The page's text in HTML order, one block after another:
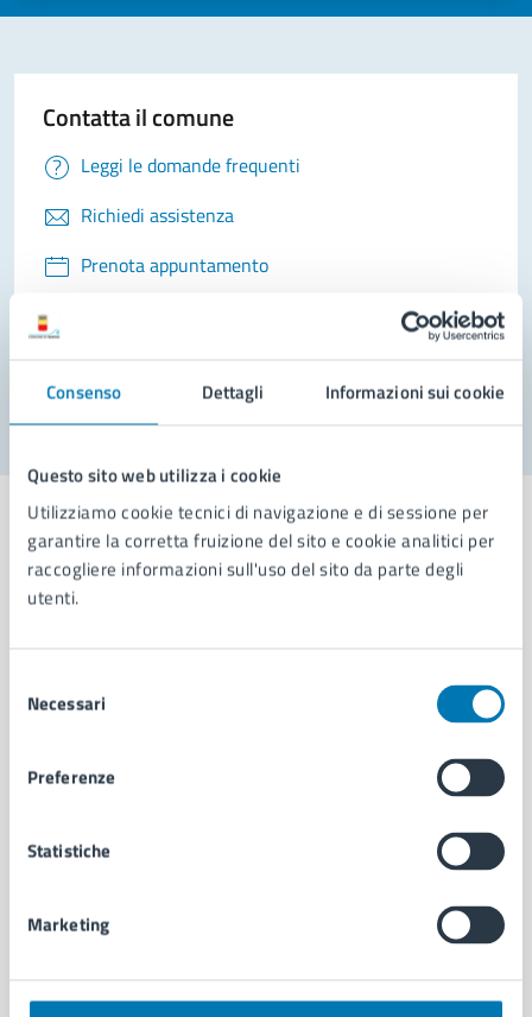
Consenso Dettagli Informazioni sui cookie
Questo sito web utilizza i cookie
Utilizziamo cookie tecnici di navigazione e di sessione per
garantire la corretta fruizione del sito e cookie analitici per
raccogliere informazioni sull'uso del sito da parte degli
utenti.
delNecessari
Preferenze
Statistiche
Marketing
Contatta il comune
Leggi le domande frequenti
Richiedi assistenza
Prenota appuntamento
Problemi in città
Aree amministrative
Municipalità
Politici
Documenti e dati
Intranet, posta aziendale e protocollo